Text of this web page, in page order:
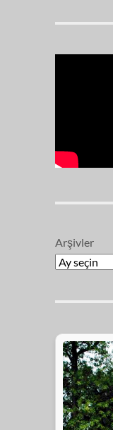
Arşivler